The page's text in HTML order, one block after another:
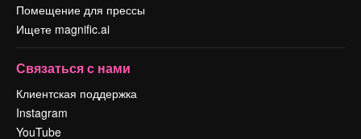
Помещение для прессы
Ищете magnific.ai
Связаться с нами
Клиентская поддержка
Instagram
YouTube